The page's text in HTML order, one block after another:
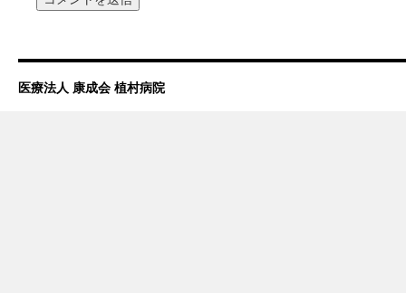
医療法人 康成会 植村病院